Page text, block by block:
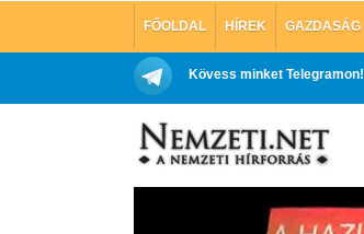
FŐOLDAL HÍREK GAZDASÁG
Kövess minket Telegramon!